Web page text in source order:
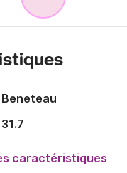
Beneteau
caractéristiques